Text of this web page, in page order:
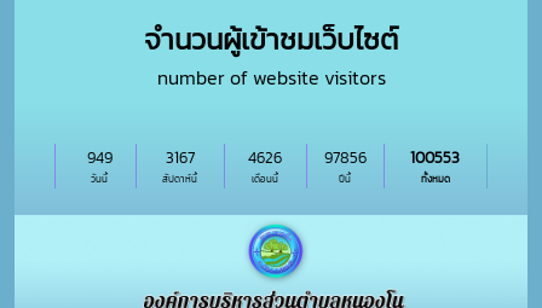
จำนวนผู้เข้าชมเว็บไซต์
number of website visitors
วันนี้
949
สัปดาห์นี้
3167
เดือนนี้
4626
ปีนี้
97856
ทั้งหมด
100553